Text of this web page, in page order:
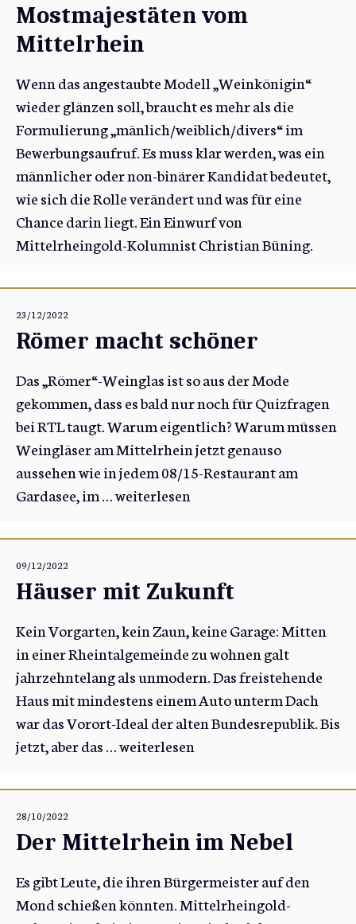
Mostmajestäten vom
Mittelrhein
Wenn das angestaubte Modell „Weinkönigin“
wieder glänzen soll, braucht es mehr als die
Formulierung „mänlich/weiblich/divers“ im
Bewerbungsaufruf. Es muss klar werden, was ein
männlicher oder non-binärer Kandidat bedeutet,
wie sich die Rolle verändert und was für eine
Chance darin liegt. Ein Einwurf von
Mittelrheingold-Kolumnist Christian Büning.
23/12/2022
Römer macht schöner
Das „Römer“-Weinglas ist so aus der Mode
gekommen, dass es bald nur noch für Quizfragen
bei RTL taugt. Warum eigentlich? Warum müssen
Weingläser am Mittelrhein jetzt genauso
aussehen wie in jedem 08/15-Restaurant am
Gardasee, im …weiterlesen
09/12/2022
Häuser mit Zukunft
Kein Vorgarten, kein Zaun, keine Garage: Mitten
in einer Rheintalgemeinde zu wohnen galt
jahrzehntelang als unmodern. Das freistehende
Haus mit mindestens einem Auto unterm Dach
war das Vorort-Ideal der alten Bundesrepublik. Bis
jetzt, aber das …weiterlesen
28/10/2022
Der Mittelrhein im Nebel
Es gibt Leute, die ihren Bürgermeister auf den
Mond schießen könnten. Mittelrheingold-